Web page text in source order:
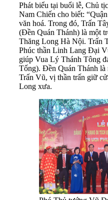
Phát biểu tại buổi lễ, Chủ
Nam Chiến cho biết:
văn hoá. Trong đó, Trấn
(Đền Quán Thánh) là một
Thăng Long Hà Nội. Trấn
Phúc thần Linh Lang Đại
giúp Vua Lý Thánh Tông
Tống). Đền Quán Thánh
Trấn Vũ, vị thần trấn giữ
Long xưa.